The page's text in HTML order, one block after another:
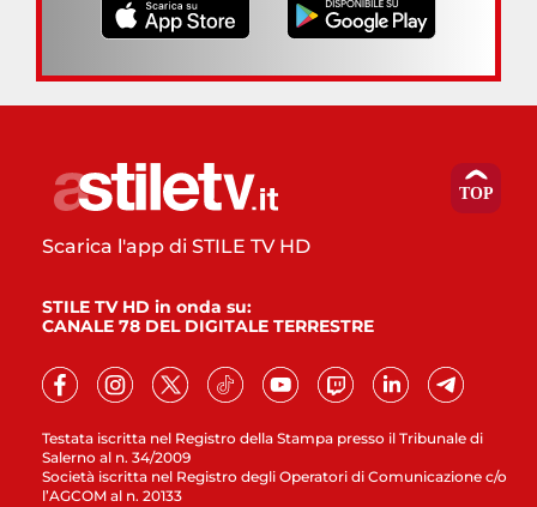
Testata iscritta nel Registro della Stampa presso il Tribunale di
Salerno al n. 34/2009
Società iscritta nel Registro degli Operatori di Comunicazione c/o
l’AGCOM al n. 20133
Scarica l'app di STILE TV HD
STILE TV HD in onda su:
CANALE 78 DEL DIGITALE TERRESTRE